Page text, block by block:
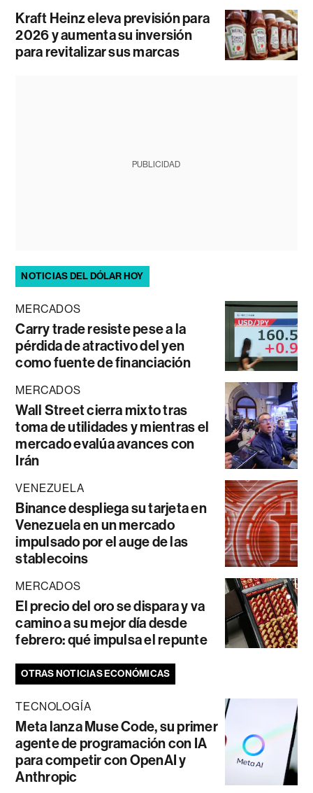
Kraft Heinz eleva previsión para
2026 y aumenta su inversión
para revitalizar sus marcas
PUBLICIDAD
NOTICIAS DEL DÓLAR HOY
MERCADOS
Carry trade resiste pese a la
pérdida de atractivo del yen
como fuente de financiación
MERCADOS
Wall Street cierra mixto tras
toma de utilidades y mientras el
mercado evalúa avances con
Irán
VENEZUELA
Binance despliega su tarjeta en
Venezuela en un mercado
impulsado por el auge de las
stablecoins
MERCADOS
El precio del oro se dispara y va
camino a su mejor día desde
febrero: qué impulsa el repunte
OTRAS NOTICIAS ECONÓMICAS
TECNOLOGÍA
Meta lanza Muse Code, su primer
agente de programación con IA
para competir con OpenAI y
Anthropic